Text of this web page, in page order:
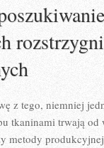
z tego, niemniej
tkaninami trwają
metody